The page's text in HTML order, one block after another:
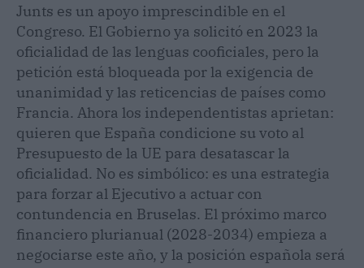
Junts es un apoyo imprescindible en el
Congreso. El Gobierno ya solicitó en 2023 la
oficialidad de las lenguas cooficiales, pero la
petición está bloqueada por la exigencia de
unanimidad y las reticencias de países como
Francia. Ahora los independentistas aprietan:
quieren que España condicione su voto al
Presupuesto de la UE para desatascar la
oficialidad. No es simbólico: es una estrategia
para forzar al Ejecutivo a actuar con
contundencia en Bruselas. El próximo marco
financiero plurianual (2028-2034) empieza a
negociarse este año, y la posición española será